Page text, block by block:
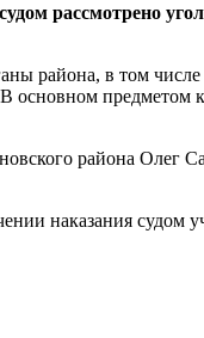
рассмотрено
района, в том числе
основном предметом
района Олег
наказания судом